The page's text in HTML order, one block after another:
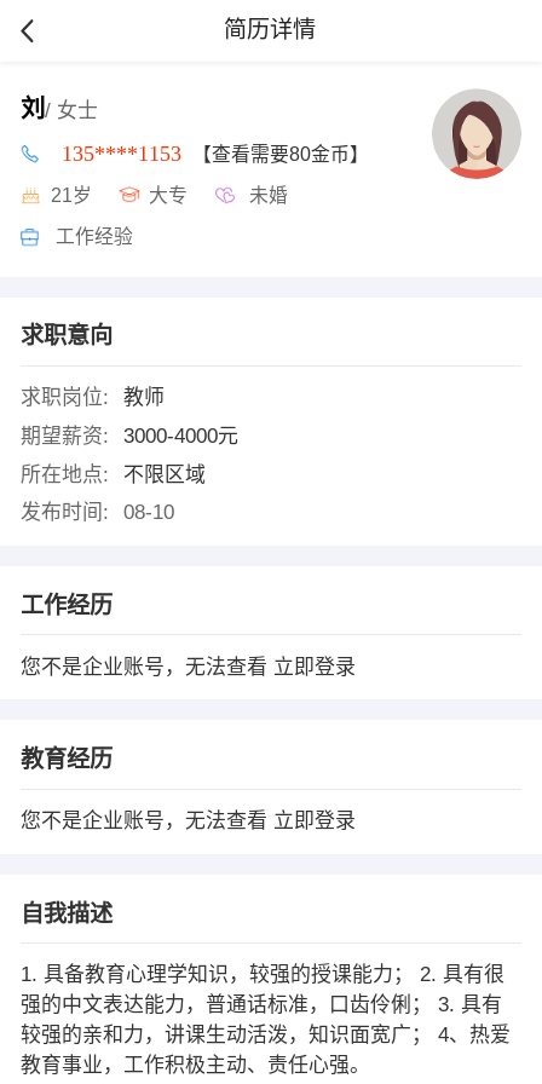
简历详情
刘 / 女士
135****1153 【查看需要80金币】
21岁 大专 未婚
工作经验
求职意向
求职岗位:
教师
期望薪资:
3000-4000元
所在地点:
不限区域
发布时间:
08-10
工作经历
您不是企业账号，无法查看 立即登录
教育经历
您不是企业账号，无法查看 立即登录
自我描述
1. 具备教育心理学知识，较强的授课能力； 2. 具有很
强的中文表达能力，普通话标准，口齿伶俐； 3. 具有
较强的亲和力，讲课生动活泼，知识面宽广； 4、热爱
教育事业，工作积极主动、责任心强。